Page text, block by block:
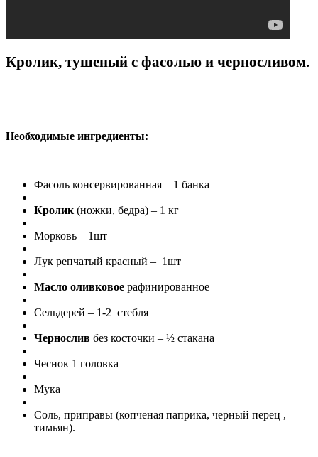
Кролик, тушеный с фасолью и черносливом.
Необходимые ингредиенты:
Фасоль консервированная – 1 банка
Кролик (ножки, бедра) – 1 кг
Морковь – 1шт
Лук репчатый красный – 1шт
Масло оливковое рафинированное
Сельдерей – 1-2 стебля
Чернослив без косточки – ½ стакана
Чеснок 1 головка
Мука
Соль, приправы (копченая паприка, черный перец ,
тимьян).